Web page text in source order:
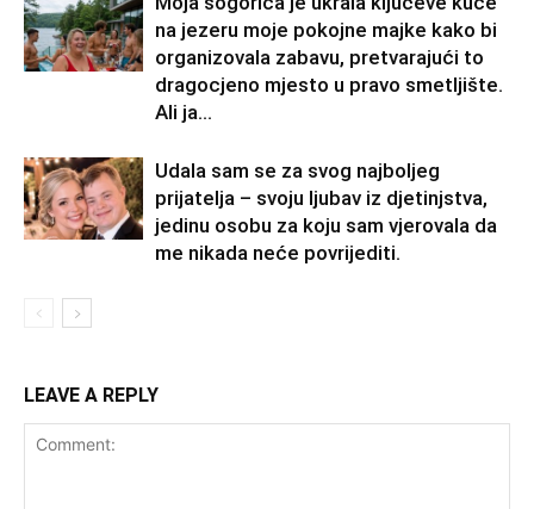
na jezeru moje pokojne majke kako bi
organizovala zabavu, pretvarajući to
dragocjeno mjesto u pravo smetljište.
Ali ja...
Udala sam se za svog najboljeg
prijatelja – svoju ljubav iz djetinjstva,
jedinu osobu za koju sam vjerovala da
me nikada neće povrijediti.
LEAVE A REPLY